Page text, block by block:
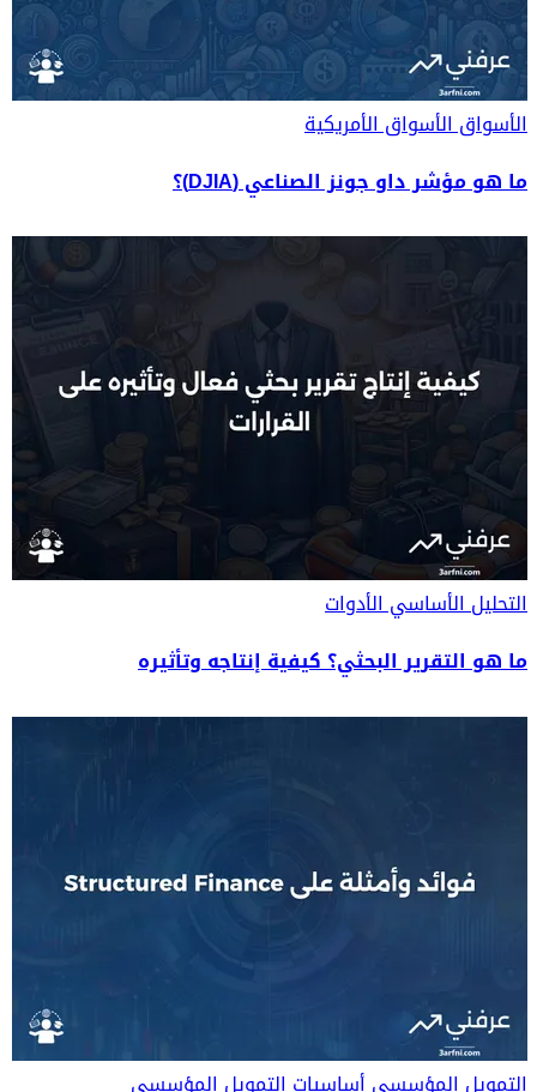
الأسواقالأسواق الأمريكية
ما هو مؤشر داو جونز الصناعي (DJIA)؟
التحليل الأساسيالأدوات
ما هو التقرير البحثي؟ كيفية إنتاجه وتأثيره
التمويل المؤسسي أساسيات التمويل المؤسسي